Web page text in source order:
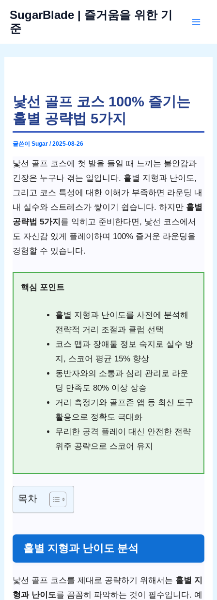
SugarBlade | 즐거움을 위한 기
준
낯선 골프 코스 100% 즐기는
홀별 공략법 5가지
글쓴이Sugar/2025-08-26
낯선 골프 코스에 첫 발을 들일 때 느끼는 불안감과
긴장은 누구나 겪는 일입니다. 홀별 지형과 난이도,
그리고 코스 특성에 대한 이해가 부족하면 라운딩 내
내 실수와 스트레스가 쌓이기 쉽습니다. 하지만 홀별
공략법 5가지 를 익히고 준비한다면, 낯선 코스에서
도 자신감 있게 플레이하며 100% 즐거운 라운딩을
경험할 수 있습니다.
핵심 포인트
홀별 지형과 난이도를 사전에 분석해
전략적 거리 조절과 클럽 선택
코스 맵과 장애물 정보 숙지로 실수 방
지, 스코어 평균 15% 향상
동반자와의 소통과 심리 관리로 라운
딩 만족도 80% 이상 상승
거리 측정기와 골프존 앱 등 최신 도구
활용으로 정확도 극대화
무리한 공격 플레이 대신 안전한 전략
위주 공략으로 스코어 유지
목차
홀별 지형과 난이도 분석
낯선 골프 코스를 제대로 공략하기 위해서는 홀별 지
형과 난이도를 꼼꼼히 파악하는 것이 필수입니다. 예